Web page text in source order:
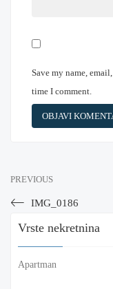
Save my name,
time I comment.
PREVIOUS
IMG_0186
Vrste nekretnina
Apartman